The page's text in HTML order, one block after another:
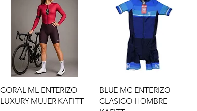
Vista rápida
CORAL ML ENTERIZO
LUXURY MUJER KAFITT
Vista rápida
BLUE MC ENTERIZO
CLASICO HOMBRE